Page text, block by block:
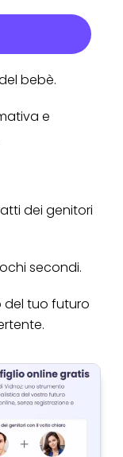
bebè.
e
dei genitori
secondi.
del tuo futuro